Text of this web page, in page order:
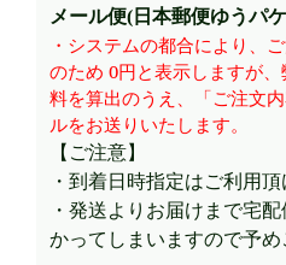
メール便(日本郵便ゆうパ
・システムの都合により、
のため 0円と表示しますが
料を算出のうえ、「ご注文
ルをお送りいたします。
【ご注意】
・到着日時指定はご利用頂
・発送よりお届けまで宅
かってしまいますので予め